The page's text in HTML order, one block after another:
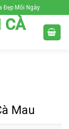
Đẹp Mỗi Ngày
CÀ
Mau